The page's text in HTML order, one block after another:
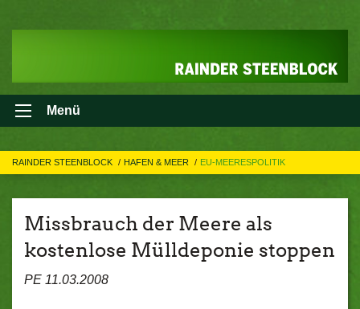
Menü
RAINDER STEENBLOCK HAFEN & MEER EU-MEERESPOLITIK
Missbrauch der Meere als
kostenlose Mülldeponie stoppen
PE 11.03.2008